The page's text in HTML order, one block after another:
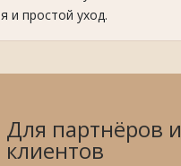
и простой уход.
Для партнёров и
клиентов